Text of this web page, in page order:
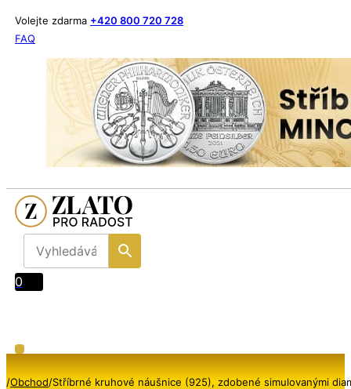
Volejte zdarma +420 800 720 728
FAQ
0
/Obchod/Stříbrné kruhové náušnice (925), zdobené simulovanými